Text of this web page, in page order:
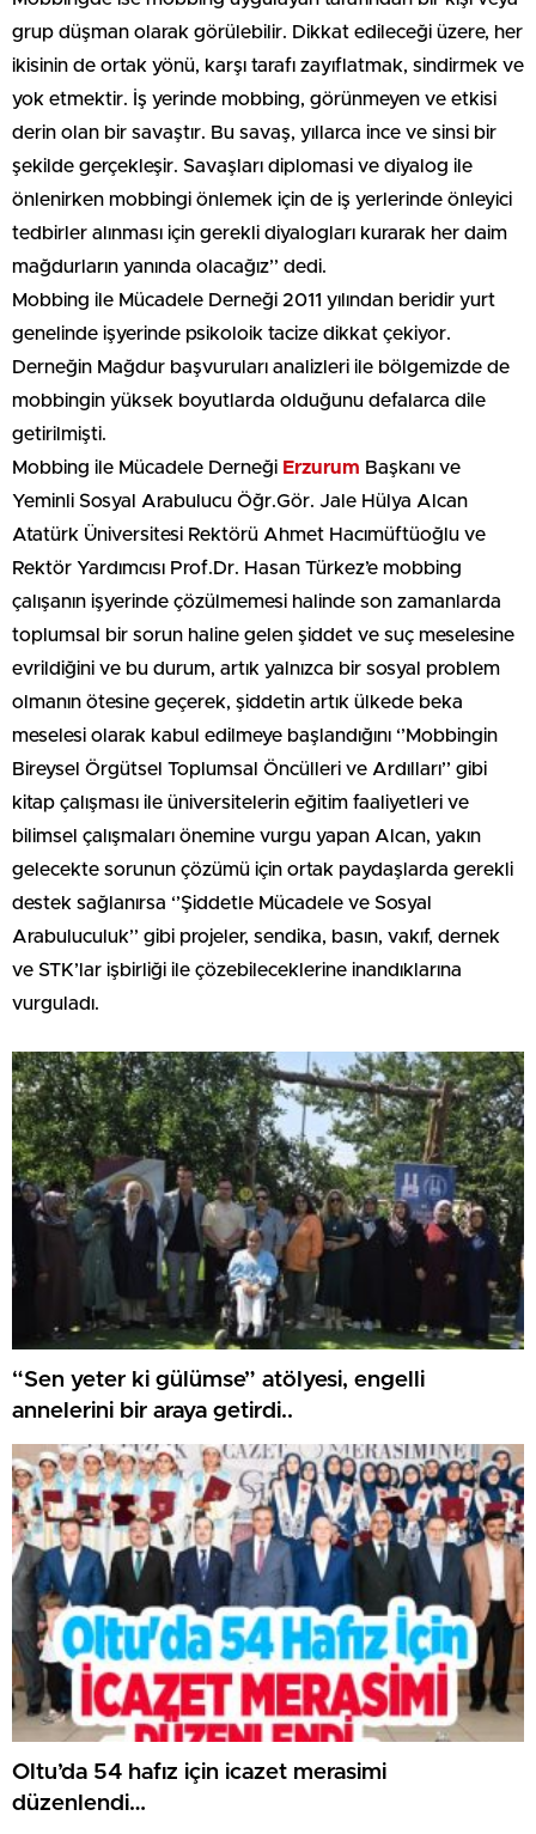
grup düşman olarak görülebilir. Dikkat edileceği üzere, her
ikisinin de ortak yönü, karşı tarafı zayıflatmak, sindirmek ve
yok etmektir. İş yerinde mobbing, görünmeyen ve etkisi
derin olan bir savaştır. Bu savaş, yıllarca ince ve sinsi bir
şekilde gerçekleşir. Savaşları diplomasi ve diyalog ile
önlenirken mobbingi önlemek için de iş yerlerinde önleyici
tedbirler alınması için gerekli diyalogları kurarak her daim
mağdurların yanında olacağız’’ dedi.
Mobbing ile Mücadele Derneği 2011 yılından beridir yurt
genelinde işyerinde psikoloik tacize dikkat çekiyor.
Derneğin Mağdur başvuruları analizleri ile bölgemizde de
mobbingin yüksek boyutlarda olduğunu defalarca dile
getirilmişti.
Mobbing ile Mücadele Derneği Erzurum Başkanı ve
Yeminli Sosyal Arabulucu Öğr.Gör. Jale Hülya Alcan
Atatürk Üniversitesi Rektörü Ahmet Hacımüftüoğlu ve
Rektör Yardımcısı Prof.Dr. Hasan Türkez’e mobbing
çalışanın işyerinde çözülmemesi halinde son zamanlarda
toplumsal bir sorun haline gelen şiddet ve suç meselesine
evrildiğini ve bu durum, artık yalnızca bir sosyal problem
olmanın ötesine geçerek, şiddetin artık ülkede beka
meselesi olarak kabul edilmeye başlandığını ‘’Mobbingin
Bireysel Örgütsel Toplumsal Öncülleri ve Ardılları’’ gibi
kitap çalışması ile üniversitelerin eğitim faaliyetleri ve
bilimsel çalışmaları önemine vurgu yapan Alcan, yakın
gelecekte sorunun çözümü için ortak paydaşlarda gerekli
destek sağlanırsa ‘’Şiddetle Mücadele ve Sosyal
Arabuluculuk’’ gibi projeler, sendika, basın, vakıf, dernek
ve STK’lar işbirliği ile çözebileceklerine inandıklarına
vurguladı.
“Sen yeter ki gülümse” atölyesi, engelli
annelerini bir araya getirdi..
Oltu’da 54 hafız için icazet merasimi
düzenlendi…